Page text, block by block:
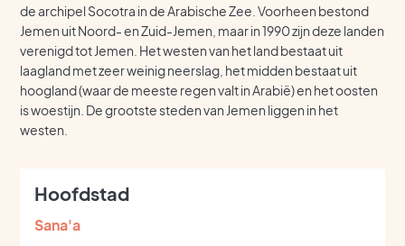
de archipel Socotra in de Arabische Zee. Voorheen bestond
Jemen uit Noord- en Zuid-Jemen, maar in 1990 zijn deze landen
verenigd tot Jemen. Het westen van het land bestaat uit
laagland met zeer weinig neerslag, het midden bestaat uit
hoogland (waar de meeste regen valt in Arabië) en het oosten
is woestijn. De grootste steden van Jemen liggen in het
westen.
Hoofdstad
Sana'a